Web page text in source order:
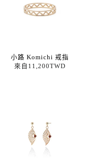
小路 Komichi 戒指
來自11,200TWD